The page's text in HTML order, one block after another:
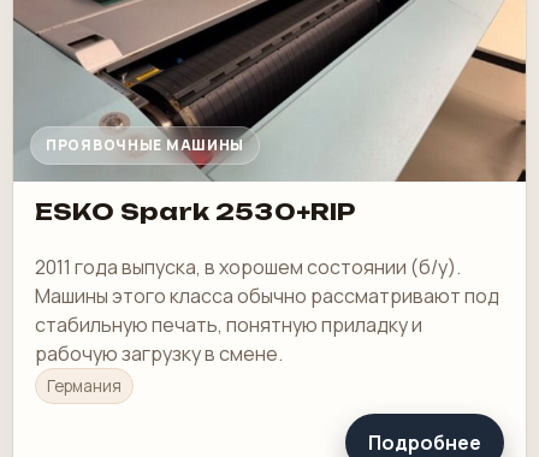
ПРОЯВОЧНЫЕ МАШИНЫ
ESKO Spark 2530+RIP
2011 года выпуска, в хорошем состоянии (б/у).
Машины этого класса обычно рассматривают под
стабильную печать, понятную приладку и
рабочую загрузку в смене.
Германия
Подробнее